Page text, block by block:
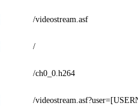
/videostream.asf
/
/ch0_0.h264
/